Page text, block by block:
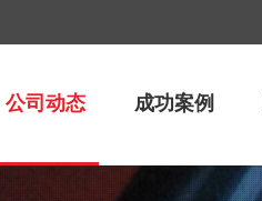
公司动态 成功案例